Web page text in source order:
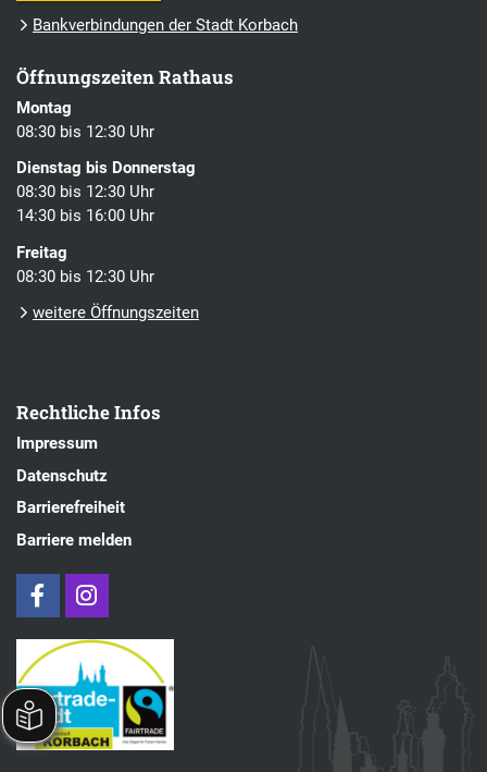
Bankverbindungen der Stadt Korbach
Öffnungszeiten Rathaus
Montag
08:30 bis 12:30 Uhr
Dienstag bis Donnerstag
08:30 bis 12:30 Uhr
14:30 bis 16:00 Uhr
Freitag
08:30 bis 12:30 Uhr
weitere Öffnungszeiten
Rechtliche Infos
Impressum
Datenschutz
Barrierefreiheit
Barriere melden